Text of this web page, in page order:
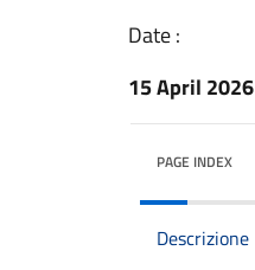
Date :
15 April 2026
PAGE INDEX
Descrizione